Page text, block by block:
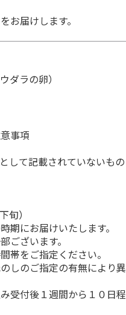
お届けします。
ダラの卵）
意事項
して記載されていないもの
旬）
期にお届けいたします。
ございます。
帯をご指定ください。
しのご指定の有無により異
受付後１週間から１０日程